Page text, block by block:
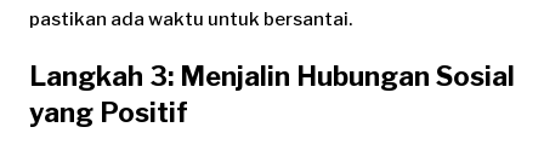
pastikan ada waktu untuk bersantai.
Langkah 3: Menjalin Hubungan Sosial
yang Positif